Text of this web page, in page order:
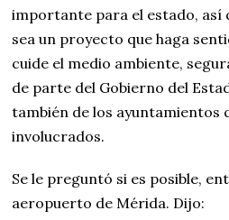
importante para el estado, así
sea un proyecto que haga
cuide el medio ambiente,
de parte del Gobierno del
también de los ayuntamientos
involucrados.
Se le preguntó si es posible,
aeropuerto de Mérida. Dijo: